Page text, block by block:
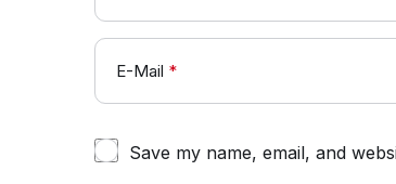
E-Mail *
Save my name, email, and